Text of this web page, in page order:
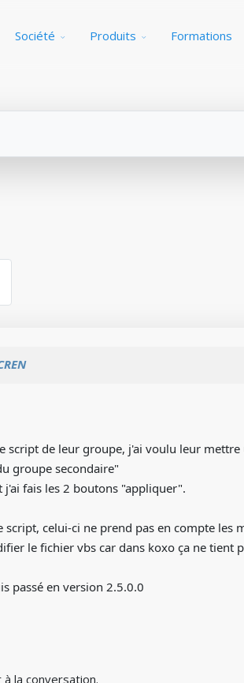
Société Produits Formations
de leur groupe, j'ai voulu leur mettre
groupe secondaire"
fais les 2 boutons "appliquer".
celui-ci ne prend pas en compte les
le fichier vbs car dans koxo ça ne tient
passé en version 2.5.0.0
la conversation.